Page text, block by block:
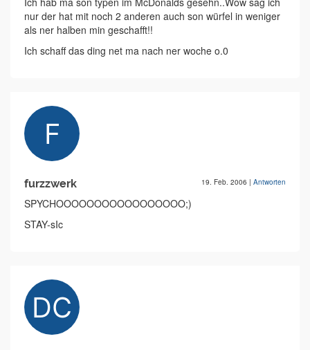
nur der hat mit noch 2 anderen auch son würfel in weniger
als ner halben min geschafft!!
Ich schaff das ding net ma nach ner woche o.0
furzzwerk 19. Feb. 2006 | Antworten
SPYCHOOOOOOOOOOOOOOOOO;)
STAY-sIc